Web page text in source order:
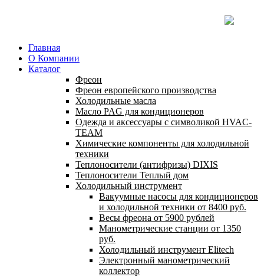
Главная
О Компании
Каталог
Фреон
Фреон европейского производства
Холодильные масла
Масло PAG для кондиционеров
Одежда и аксессуары с символикой HVAC-
TEAM
Химические компоненты для холодильной
техники
Теплоносители (антифризы) DIXIS
Теплоносители Теплый дом
Холодильный инструмент
Вакуумные насосы для кондиционеров
и холодильной техники от 8400 руб.
Весы фреона от 5900 рублей
Манометрические станции от 1350
руб.
Холодильный инструмент Elitech
Электронный манометрический
коллектор